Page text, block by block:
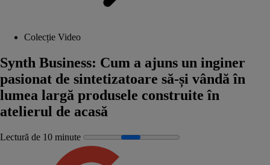
Colecție Video
Synth Business: Cum a ajuns un inginer
pasionat de sintetizatoare să-și vândă în
lumea largă produsele construite în
atelierul de acasă
Lectură de 10 minute